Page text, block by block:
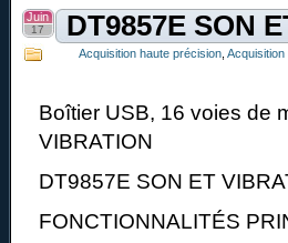
DT9857E SON
Juin
17
Acquisition haute précision,
Boîtier USB, 16 voies de
VIBRATION
DT9857E SON ET
FONCTIONNALITÉS